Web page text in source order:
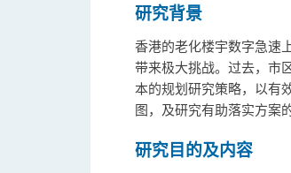
研究背景
香港的老化楼宇数字急速
带来极大挑战。过去，市
本的规划研究策略，以有
图，及研究有助落实方案
研究目的及内容